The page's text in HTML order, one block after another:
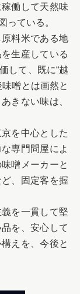
働して天然味
っている。
料米である地
生産している
して、既に“越
噌とは画然と
きない味は、
を中心とした
専門問屋によ
噌メーカーと
、固定客を握
を一貫して堅
を、安心して
えを、今後と